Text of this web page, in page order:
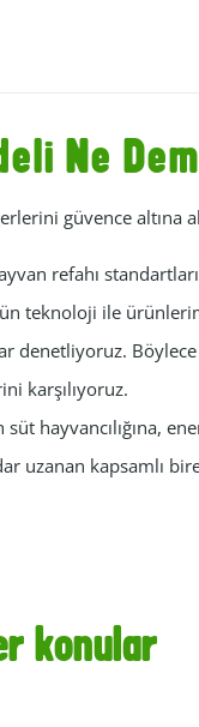
Ne
güvence altına
refahı
teknoloji ile
denetliyoruz.
karşılıyoruz.
hayvancılığına,
uzanan kapsamlı
konular